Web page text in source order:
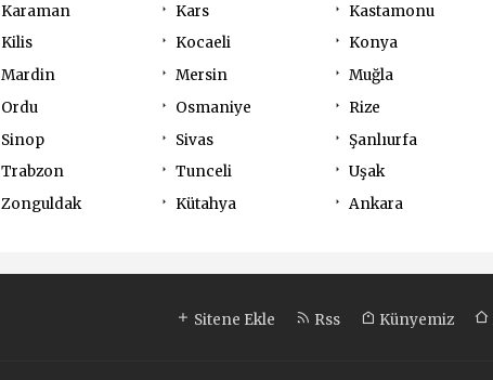
Karaman
Kars Kastamonu
Kilis
Kocaeli Konya
Mardin
Mersin Muğla
Ordu
Osmaniye Rize
Sinop
Sivas Şanlıurfa
Trabzon
Tunceli Uşak
Zonguldak
Kütahya Ankara
Sitene Ekle Rss Künyemiz